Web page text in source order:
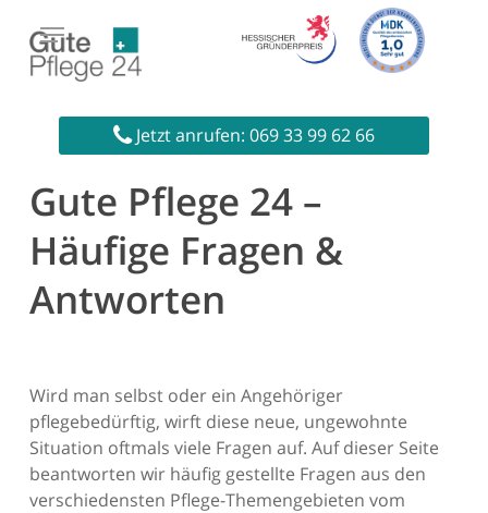
main
Jetzt anrufen: 069 33 99 62 66
Startseite»Häusliche Pflege – FAQ
Gute Pflege 24 –
Häufige Fragen &
Antworten
Wird man selbst oder ein Angehöriger
pflegebedürftig, wirft diese neue, ungewohnte
Situation oftmals viele Fragen auf. Auf dieser Seite
beantworten wir häufig gestellte Fragen aus den
verschiedensten Pflege-Themengebieten vom